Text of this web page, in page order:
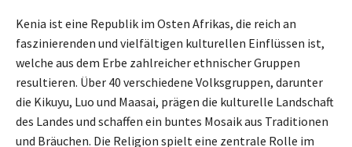
Kenia ist eine Republik im Osten Afrikas, die reich an
faszinierenden und vielfältigen kulturellen Einflüssen ist,
welche aus dem Erbe zahlreicher ethnischer Gruppen
resultieren. Über 40 verschiedene Volksgruppen, darunter
die Kikuyu, Luo und Maasai, prägen die kulturelle Landschaft
des Landes und schaffen ein buntes Mosaik aus Traditionen
und Bräuchen. Die Religion spielt eine zentrale Rolle im